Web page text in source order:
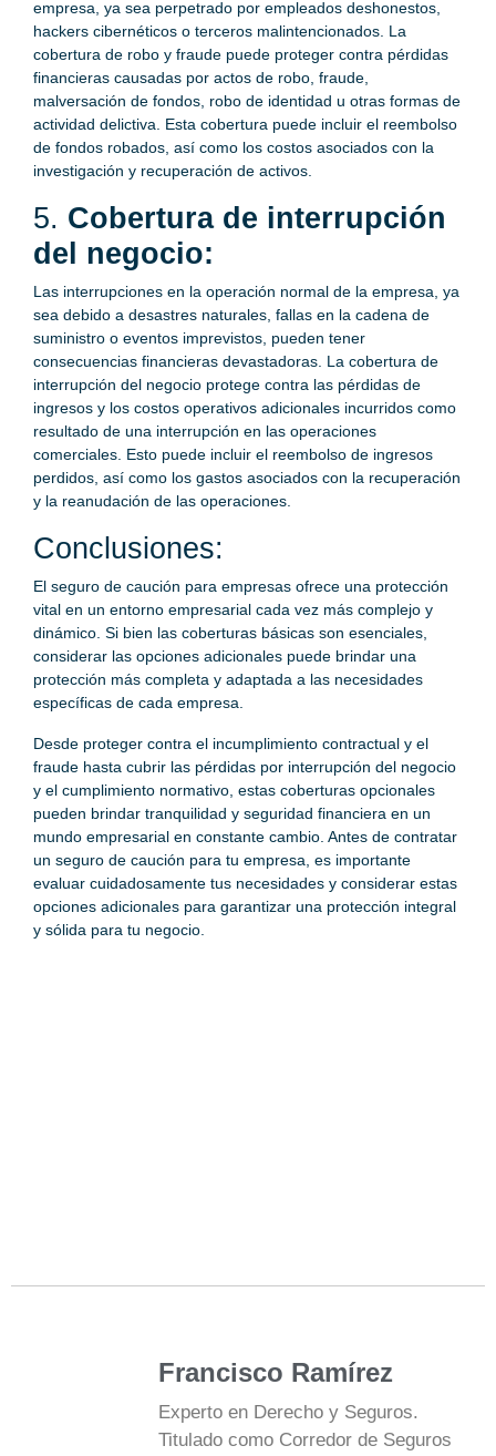
empresa, ya sea perpetrado por empleados deshonestos,
hackers cibernéticos o terceros malintencionados. La
cobertura de robo y fraude puede proteger contra pérdidas
financieras causadas por actos de robo, fraude,
malversación de fondos, robo de identidad u otras formas de
actividad delictiva. Esta cobertura puede incluir el reembolso
de fondos robados, así como los costos asociados con la
investigación y recuperación de activos.
5. Cobertura de interrupción
del negocio:
Las interrupciones en la operación normal de la empresa, ya
sea debido a desastres naturales, fallas en la cadena de
suministro o eventos imprevistos, pueden tener
consecuencias financieras devastadoras. La cobertura de
interrupción del negocio protege contra las pérdidas de
ingresos y los costos operativos adicionales incurridos como
resultado de una interrupción en las operaciones
comerciales. Esto puede incluir el reembolso de ingresos
perdidos, así como los gastos asociados con la recuperación
y la reanudación de las operaciones.
Conclusiones:
El seguro de caución para empresas ofrece una protección
vital en un entorno empresarial cada vez más complejo y
dinámico. Si bien las coberturas básicas son esenciales,
considerar las opciones adicionales puede brindar una
protección más completa y adaptada a las necesidades
específicas de cada empresa.
Desde proteger contra el incumplimiento contractual y el
fraude hasta cubrir las pérdidas por interrupción del negocio
y el cumplimiento normativo, estas coberturas opcionales
pueden brindar tranquilidad y seguridad financiera en un
mundo empresarial en constante cambio. Antes de contratar
un seguro de caución para tu empresa, es importante
evaluar cuidadosamente tus necesidades y considerar estas
opciones adicionales para garantizar una protección integral
y sólida para tu negocio.
Francisco Ramírez
Experto en Derecho y Seguros.
Titulado como Corredor de Seguros